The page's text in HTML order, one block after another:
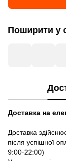
Поширити у
Доставка на
Доставка
після успішної
9:00-22:00)